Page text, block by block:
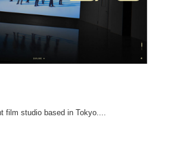
film studio based in Tokyo....